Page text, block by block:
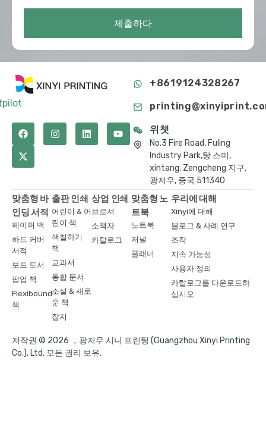
제출하다
+8619124328267
위챗
No.3 Fire Road, Fuling
Industry Park,탕 스미,
xintang, Zengcheng 지구,
광저우, 중국 511340
맞춤형 바
인딩 서적
페이퍼 백
하드 커버
서적
보드 도서
팝업 책
Flexibound
책
출판 인쇄
어린이 & 어
린이 책
색칠하기
책
교과서
통합 문서
소설 & 새로
운 책
잡지
상업 인쇄
브로셔
소책자
카탈로그
맞춤형 노
트북
노트북
저널
플래너
우리에 대해
Xinyi에 대해
블로그 & 사례 연구
조작
지속 가능성
사용자 정의
카탈로그를 다운로드하
십시오
저작권 © 2026 ，광저우 시니 프린팅 (Guangzhou Xinyi Printing
Co.), Ltd. 모든 권리 보유.